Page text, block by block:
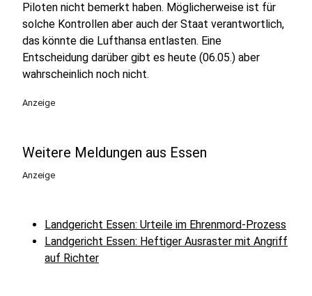
Piloten nicht bemerkt haben. Möglicherweise ist für
solche Kontrollen aber auch der Staat verantwortlich,
das könnte die Lufthansa entlasten. Eine
Entscheidung darüber gibt es heute (06.05.) aber
wahrscheinlich noch nicht.
Anzeige
Weitere Meldungen aus Essen
Anzeige
Landgericht Essen: Urteile im Ehrenmord-Prozess
Landgericht Essen: Heftiger Ausraster mit Angriff
auf Richter